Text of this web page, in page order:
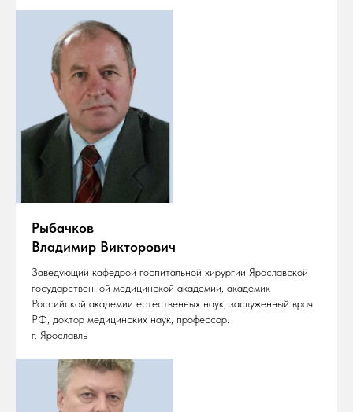
Рыбачков
Владимир Викторович
Заведующий кафедрой госпитальной хирургии Ярославской
государственной медицинской академии, академик
Российской академии естественных наук, заслуженный врач
РФ, доктор медицинских наук, профессор.
г. Ярославль